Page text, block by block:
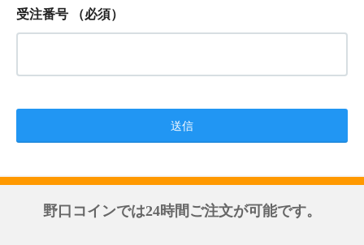
受注番号 （必須）
野口コインでは24時間ご注文が可能です。